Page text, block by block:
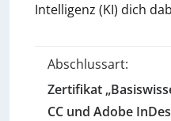
Intelligenz (KI) dich
Abschlussart:
Zertifikat
CC und Adobe